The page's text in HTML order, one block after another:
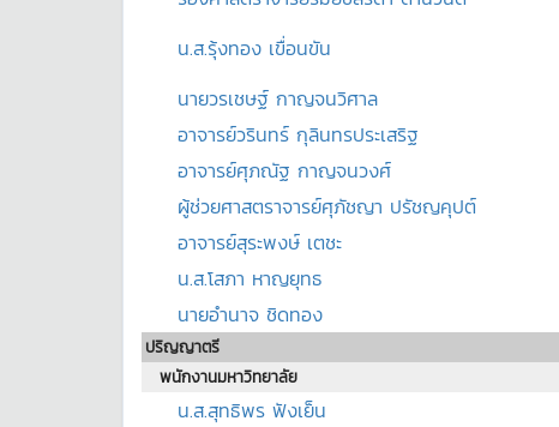
น.ส.รุ้งทอง เขื่อนขัน
นายวรเชษฐ์ กาญจนวิศาล
อาจารย์วรินทร์ กุลินทรประเสริฐ
อาจารย์ศุภณัฐ กาญจนวงศ์
ผู้ช่วยศาสตราจารย์ศุภัชญา ปรัชญคุปต์
อาจารย์สุระพงษ์ เตชะ
น.ส.โสภา หาญยุทธ
นายอำนาจ ชิดทอง
ปริญญาตรี
พนักงานมหาวิทยาลัย
น.ส.สุทธิพร ฟังเย็น